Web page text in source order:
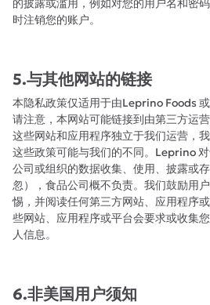
的披露或滥用，例如对您的用户名和密
时注销您的账户。
5.与其他网站的链接
本隐私政策仅适用于由Leprino Foods 或
请注意，本网站可能链接到由第三方运
这些网站和应用程序独立于我们运营，
这些政策可能与我们的不同。Leprino
公司或组织的数据收集、使用、披露或
忽），食品公司概不负责。我们鼓励用
惕，并阅读任何第三方网站、应用程序
些网站、应用程序或平台会要求或收集
人信息。
6.非美国用户须知